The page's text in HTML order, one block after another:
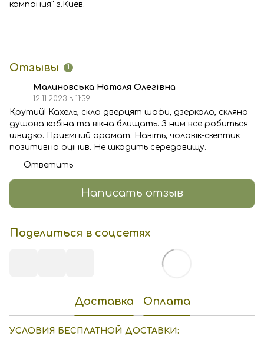
компания" г.Киев.
Отзывы 1
Малиновська Наталя Олегівна
12.11.2023 в 11:59
Крутий! Кахель, скло дверцят шафи, дзеркало, скляна
душова кабіна та вікна блищать. З ним все робиться
швидко. Приємний аромат. Навіть, чоловік-скептик
позитивно оцінив. Не шкодить середовищу.
Ответить
Написать отзыв
Поделиться в соцсетях
Доставка Оплата
УСЛОВИЯ БЕСПЛАТНОЙ ДОСТАВКИ: